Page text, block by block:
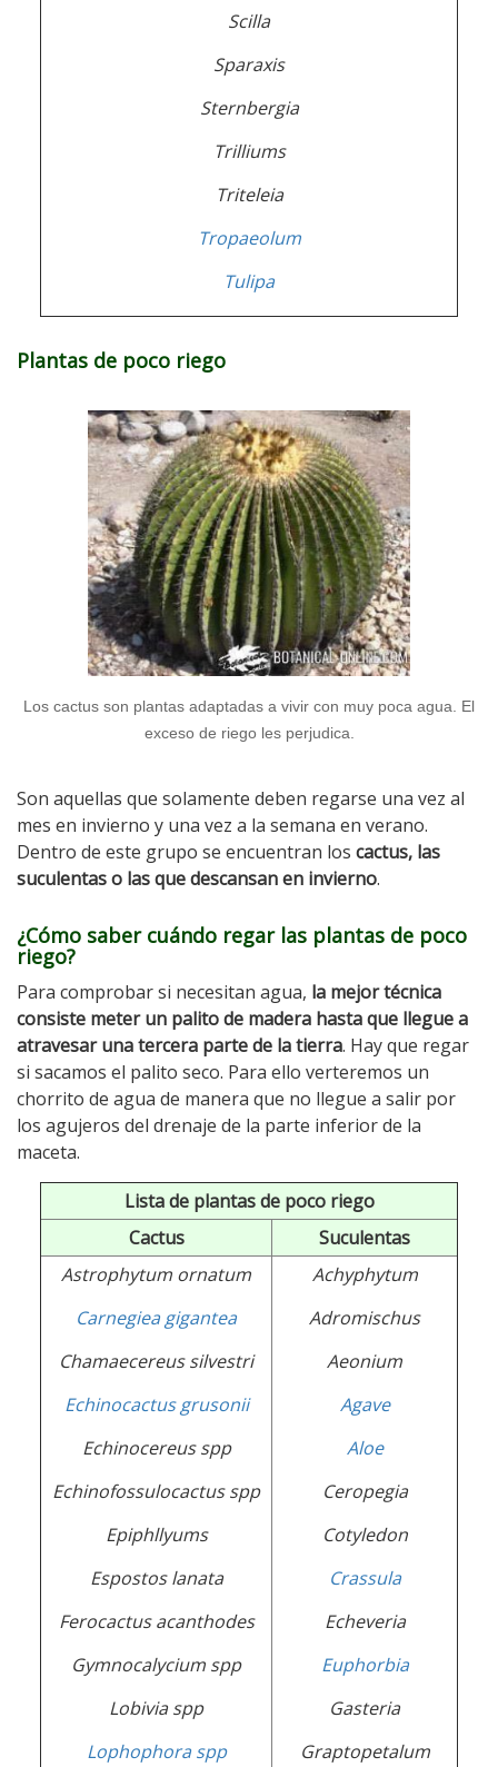
Scilla
Sparaxis
Sternbergia
Trilliums
Triteleia
Tropaeolum
Tulipa
Plantas de poco riego
Los cactus son plantas adaptadas a vivir con muy poca agua. El
exceso de riego les perjudica.
Son aquellas que solamente deben regarse una vez al
mes en invierno y una vez a la semana en verano.
Dentro de este grupo se encuentran los cactus, las
suculentas o las que descansan en invierno.
¿Cómo saber cuándo regar las plantas de poco
riego?
Para comprobar si necesitan agua, la mejor técnica
consiste meter un palito de madera hasta que llegue a
atravesar una tercera parte de la tierra. Hay que regar
si sacamos el palito seco. Para ello verteremos un
chorrito de agua de manera que no llegue a salir por
los agujeros del drenaje de la parte inferior de la
maceta.
Lista de plantas de poco riego
Cactus
Suculentas
Astrophytum ornatum
Carnegiea gigantea
Chamaecereus silvestri
Echinocactus grusonii
Echinocereus spp
Echinofossulocactus spp
Epiphllyums
Espostos lanata
Ferocactus acanthodes
Gymnocalycium spp
Lobivia spp
Lophophora spp
Achyphytum
Adromischus
Aeonium
Agave
Aloe
Ceropegia
Cotyledon
Crassula
Echeveria
Euphorbia
Gasteria
Graptopetalum